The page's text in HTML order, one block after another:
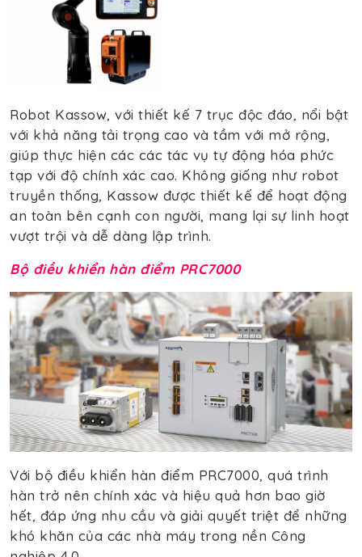
Robot Kassow, với thiết kế 7 trục độc đáo, nổi bật
với khả năng tải trọng cao và tầm với mở rộng,
giúp thực hiện các các tác vụ tự động hóa phức
tạp với độ chính xác cao. Không giống như robot
truyền thống, Kassow được thiết kế để hoạt động
an toàn bên cạnh con người, mang lại sự linh hoạt
vượt trội và dễ dàng lập trình.
Bộ điều khiển hàn điểm PRC7000
Với bộ điều khiển hàn điểm PRC7000, quá trình
hàn trở nên chính xác và hiệu quả hơn bao giờ
hết, đáp ứng nhu cầu và giải quyết triệt để những
khó khăn của các nhà máy trong nền Công